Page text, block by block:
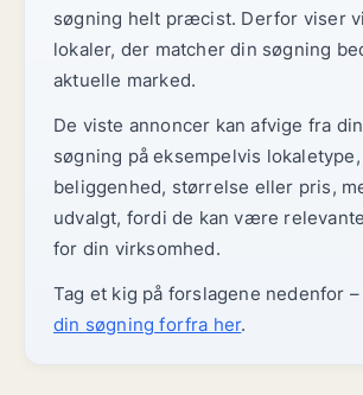
søgning helt præcist. Derfor viser
lokaler, der matcher din søgning
aktuelle marked.
De viste annoncer kan afvige fra
søgning på eksempelvis lokaletype,
beliggenhed, størrelse eller pris,
udvalgt, fordi de kan være
for din virksomhed.
Tag et kig på forslagene nedenfor
din søgning forfra her.